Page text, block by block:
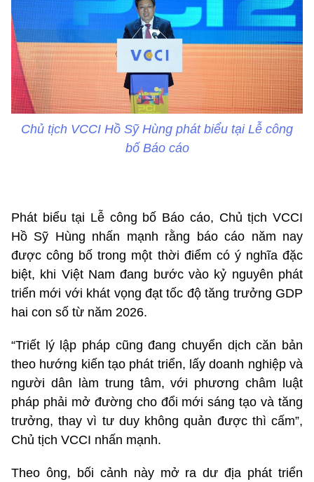
Chủ tịch VCCI Hồ Sỹ Hùng phát biểu tại Lễ công
bố Báo cáo
Phát biểu tại Lễ công bố Báo cáo, Chủ tịch VCCI
Hồ Sỹ Hùng nhấn mạnh rằng báo cáo năm nay
được công bố trong một thời điểm có ý nghĩa đặc
biệt, khi Việt Nam đang bước vào kỷ nguyên phát
triển mới với khát vọng đạt tốc độ tăng trưởng GDP
hai con số từ năm 2026.
“Triết lý lập pháp cũng đang chuyển dịch căn bản
theo hướng kiến tạo phát triển, lấy doanh nghiệp và
người dân làm trung tâm, với phương châm luật
pháp phải mở đường cho đổi mới sáng tạo và tăng
trưởng, thay vì tư duy không quản được thì cấm”,
Chủ tịch VCCI nhấn mạnh.
Theo ông, bối cảnh này mở ra dư địa phát triển